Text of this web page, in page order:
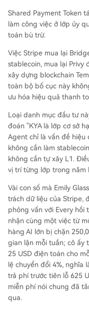
Shared Payment Token
làm công việc ở lớp ủy
toán bù trừ.
Việc Stripe mua lại
stablecoin, mua lại Privy
xây dựng blockchain
toàn bộ bố cục này
ưu hóa hiệu quả thanh
Loại danh mục đầu tư
đoán "KYA là lớp cơ sở
Agent chỉ là vấn đề hiệu
không cần làm
không cần tự xây L1.
vị trí từng lớp trong năm
Vài con số mà Emily
trách dữ liệu của Stripe,
phỏng vấn với Every hồi
nhận cùng một việc từ
hàng AI lớn bị chặn
gian lận mỗi tuần; cô ấy
25 USD điện toán cho
lệ chuyển đổi 4%, nghĩa
trả phí trước tiên lỗ 625
miễn phí nói chung đã
qua.